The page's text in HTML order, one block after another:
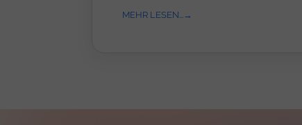
MEHR LESEN...